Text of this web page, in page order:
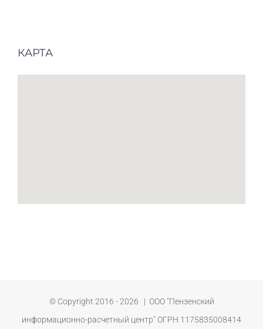
КАРТА
© Copyright 2016 -2026 | ООО "Пензенский
информационно-расчетный центр" ОГРН 1175835008414